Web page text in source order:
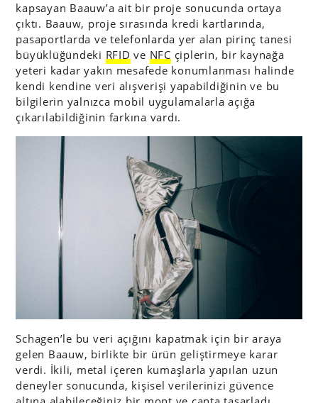
kapsayan Baauw’a ait bir proje sonucunda ortaya
çıktı. Baauw, proje sırasında kredi kartlarında,
pasaportlarda ve telefonlarda yer alan pirinç tanesi
büyüklüğündeki RFID ve NFC çiplerin, bir kaynağa
yeteri kadar yakın mesafede konumlanması halinde
kendi kendine veri alışverişi yapabildiğinin ve bu
bilgilerin yalnızca mobil uygulamalarla açığa
çıkarılabildiğinin farkına vardı.
Schagen’le bu veri açığını kapatmak için bir araya
gelen Baauw, birlikte bir ürün geliştirmeye karar
verdi. İkili, metal içeren kumaşlarla yapılan uzun
deneyler sonucunda, kişisel verilerinizi güvence